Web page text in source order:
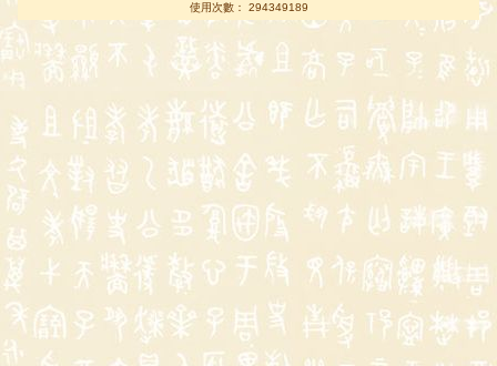
使用次數： 294349189